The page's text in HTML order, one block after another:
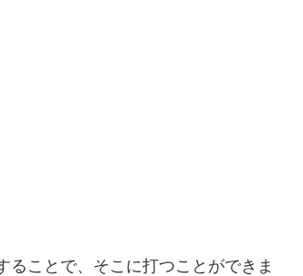
ることで、そこに打つことができま